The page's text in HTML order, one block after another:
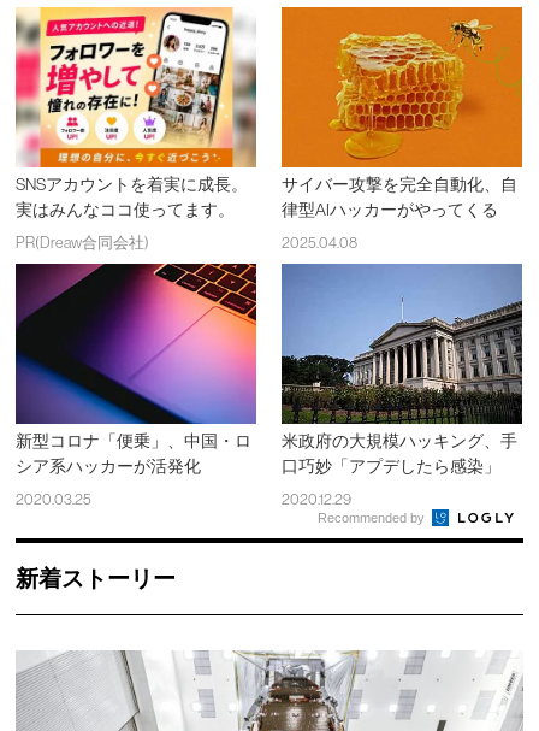
SNSアカウントを着実に成長。
実はみんなココ使ってます。
PR(Dreaw合同会社)
サイバー攻撃を完全自動化、自
律型AIハッカーがやってくる
2025.04.08
新型コロナ「便乗」、中国・ロ
シア系ハッカーが活発化
2020.03.25
米政府の大規模ハッキング、手
口巧妙「アプデしたら感染」
2020.12.29
Recommended by
新着ストーリー